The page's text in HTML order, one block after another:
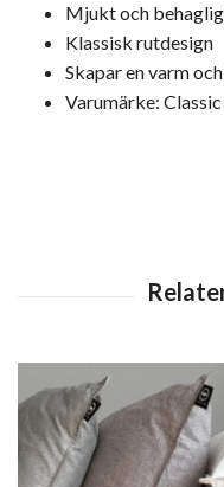
Mjukt och
Klassisk rutdesign
Skapar en varm
Varumärke: